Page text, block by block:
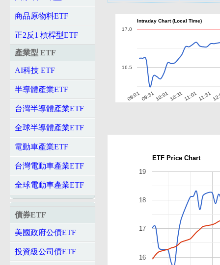
商品原物料ETF
正2反1 槓桿型ETF
產業型 ETF
AI科技 ETF
半導體產業ETF
台灣半導體產業ETF
全球半導體產業ETF
電動車產業ETF
台灣電動車產業ETF
全球電動車產業ETF
債券ETF
美國政府公債ETF
投資級公司債ETF
Intraday Chart (Local Time)
09:0109:3110:0110:3111:0111:31
16.5
17.0
ETF Price Chart
16
17
18
19